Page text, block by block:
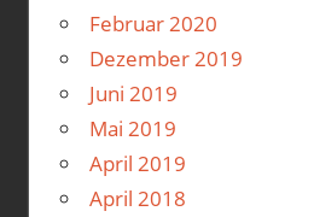
Februar 2020
Dezember 2019
Juni 2019
Mai 2019
April 2019
April 2018